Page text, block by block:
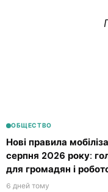
ОБЩЕСТВО
Нові правила
серпня 2026 року:
для громадян і
6 дней тому